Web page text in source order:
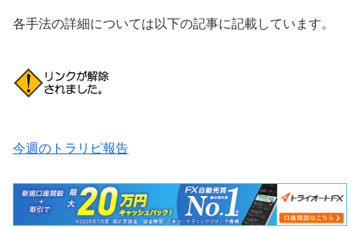
各手法の詳細については以下の記事に記載しています。
今週のトラリピ報告